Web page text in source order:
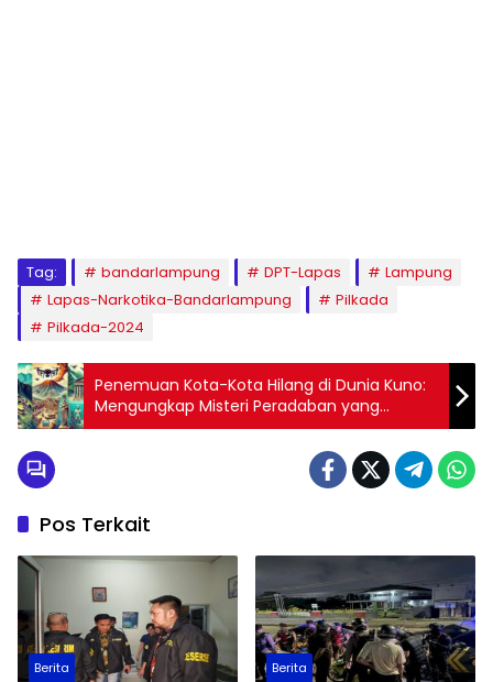
Tag: bandarlampung DPT-Lapas
Lampung
Lapas-Narkotika-Bandarlampung
Pilkada
Pilkada-2024
Penemuan Kota-Kota Hilang di Dunia Kuno:
Mengungkap Misteri Peradaban yang
Terlupakan
Pos Terkait
Berita Berita